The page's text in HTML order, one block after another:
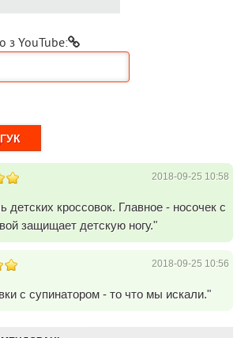
з YouTube:
2018-09-25 10:58
кроссовок. Главное - носочек с
защищает детскую ногу."
2018-09-25 10:56
с супинатором - то что мы искали."